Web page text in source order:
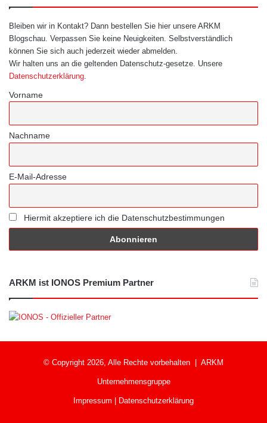
Bleiben wir in Kontakt? Dann bestellen Sie hier unsere ARKM
Blogschau. Verpassen Sie keine Neuigkeiten. Selbstverständlich
können Sie sich auch jederzeit wieder abmelden.
Wir halten uns an die geltenden Datenschutz-gesetze. Unsere
Datenschutzerklärung
Vorname
Nachname
E-Mail-Adresse
Hiermit akzeptiere ich die Datenschutzbestimmungen
ARKM ist IONOS Premium Partner
© Copyright 2026, Alle Rechte vorbehalten | ARKM
Unternehmensgruppe
Impressum | Datenschutzerklärung